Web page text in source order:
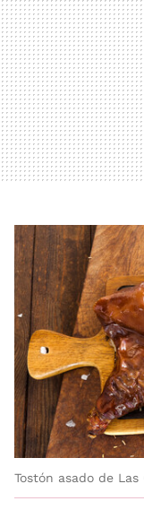
Tostón asado de Las